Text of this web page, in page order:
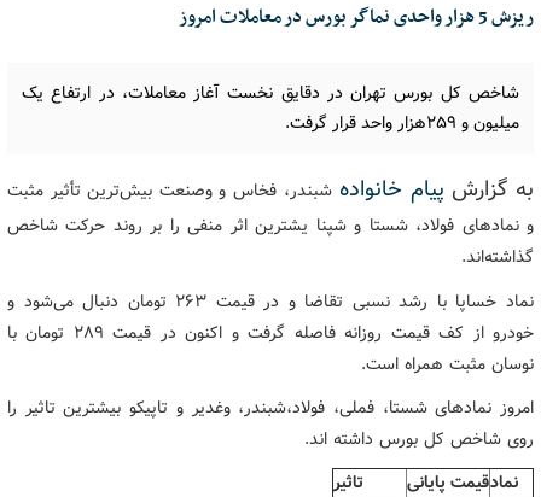
ریزش 5 هزار واحدی نماگر بورس در معاملات امروز
شاخص کل بورس تهران در دقایق نخست آغاز معاملات، در ارتفاع یک
میلیون و ۲۵۹هزار واحد قرار گرفت.
به گزارش پیام خانوادهشبندر، فخاس و وصنعت بیش‌ترین تأثیر مثبت
و نمادهای فولاد، شستا و شپنا یشترین اثر منفی را بر روند حرکت شاخص
گذاشته‌اند.
نماد خساپا با رشد نسبی تقاضا و در قیمت ۲۶۳ تومان دنبال می‌شود و
خودرو از کف قیمت روزانه فاصله گرفت و اکنون در قیمت ۲۸۹ تومان با
نوسان مثبت همراه است.
امروز نمادهای شستا، فملی، فولاد،شبندر، وغدیر و تاپیکو بیشترین تاثیر را
روی شاخص کل بورس داشته اند.
نمادقیمت پایانی
تاثیر